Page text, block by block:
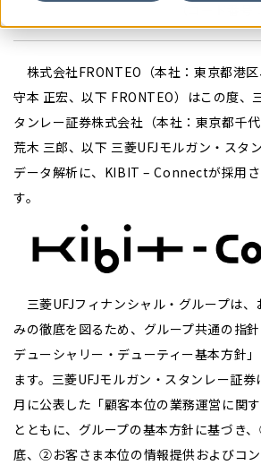
（コード番号
株式会社FRONTEO（本社：東京都港区
守本 正宏、以下 FRONTEO）はこの度、
タンレー証券株式会社（本社：東京都千
荒木 三郎、以下 三菱UFJモルガン・スタ
データ解析に、KIBIT – Connectが採用
す。
三菱UFJフィナンシャル・グループは、
みの徹底を図るため、グループ共通の指
デューシャリー・デューティー基本方針
ます。三菱UFJモルガン・スタンレー証
月に公表した「顧客本位の業務運営に関
とともに、グループの基本方針に基づき
底、②お客さま本位の情報提供およびコ